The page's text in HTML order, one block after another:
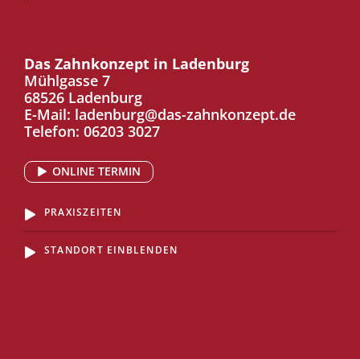
Das Zahnkonzept in Ladenburg
Mühlgasse 7
68526 Ladenburg
E-Mail: ladenburg@das-zahnkonzept.de
Telefon: 06203 3027
ONLINE TERMIN
PRAXISZEITEN
STANDORT EINBLENDEN